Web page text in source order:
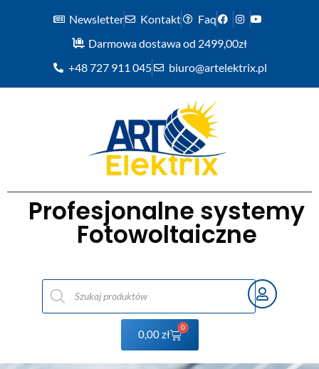
Newsletter Kontakt
Faq
Darmowa dostawa od 2499,00zł
+48 727 911 045
biuro@artelektrix.pl
Profesjonalne systemy
Fotowoltaiczne
0,00zł
0